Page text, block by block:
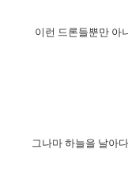
이런 드론들뿐만 아
그나마 하늘을 날아